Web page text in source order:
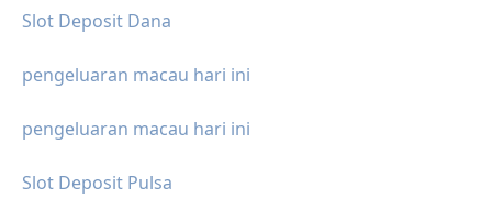
Slot Deposit Dana
pengeluaran macau hari ini
pengeluaran macau hari ini
Slot Deposit Pulsa